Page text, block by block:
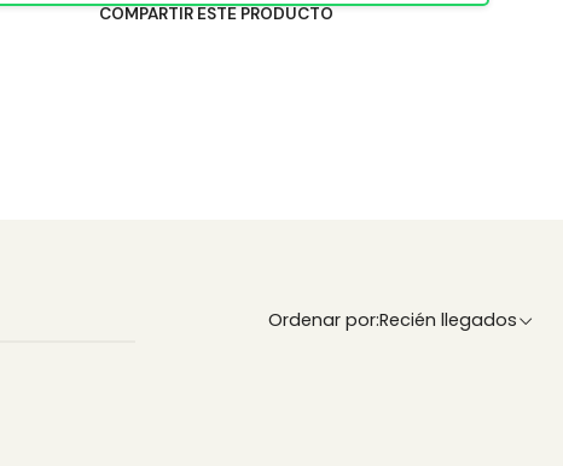
COMPARTIR ESTE PRODUCTO
Ordenar por:Recién llegados